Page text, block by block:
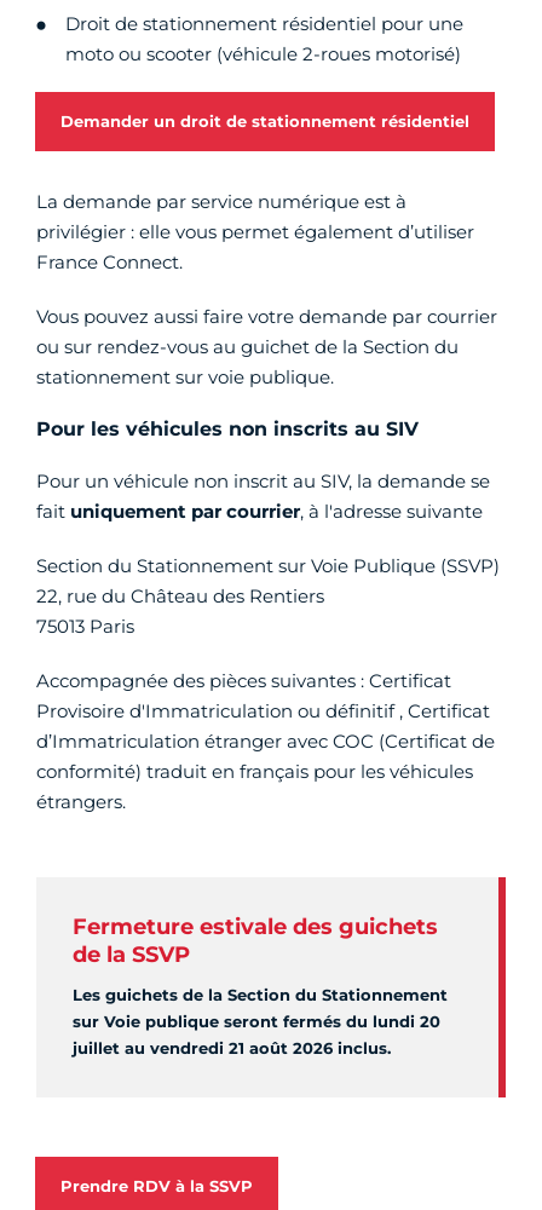
Droit de stationnement résidentiel pour une
moto ou scooter (véhicule 2-roues motorisé)
Demander un droit de stationnement résidentiel
La demande par service numérique est à
privilégier : elle vous permet également d’utiliser
France Connect.
Vous pouvez aussi faire votre demande par courrier
ou sur rendez-vous au guichet de la Section du
stationnement sur voie publique.
Pour les véhicules non inscrits au SIV
Pour un véhicule non inscrit au SIV, la demande se
fait uniquement par courrier, à l'adresse suivante
Section du Stationnement sur Voie Publique (SSVP)
22, rue du Château des Rentiers
75013 Paris
Accompagnée des pièces suivantes : Certificat
Provisoire d'Immatriculation ou définitif , Certificat
d’Immatriculation étranger avec COC (Certificat de
conformité) traduit en français pour les véhicules
étrangers.
Fermeture estivale des guichets
de la SSVP
Les guichets de la Section du Stationnement
sur Voie publique seront fermés du lundi 20
juillet au vendredi 21 août 2026 inclus.
Prendre RDV à la SSVP